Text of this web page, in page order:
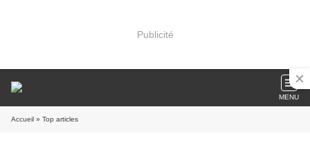
Publicité
MENU
Accueil » Top articles